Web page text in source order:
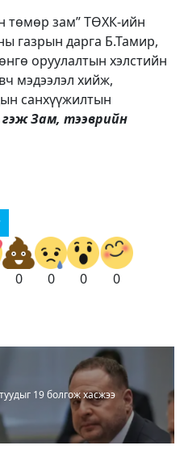
төмөр зам” ТӨХК-ийн
газрын дарга Б.Тамир,
оруулалтын хэлстийн
мэдээлэл хийж,
санхүүжилтын
гэж Зам, тээврийн
0 0 0 0
19 болгож хасжээ